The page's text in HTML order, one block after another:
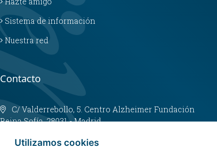
Utilizamos cookies
Sistema de información
Nuestra red
Contacto
C/ Valderrebollo, 5. Centro Alzheimer Fundación
Reina Sofía. 28031 - Madrid
info@fundacioncien.es